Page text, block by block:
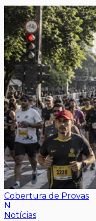
Cobertura de Provas
N
Notícias